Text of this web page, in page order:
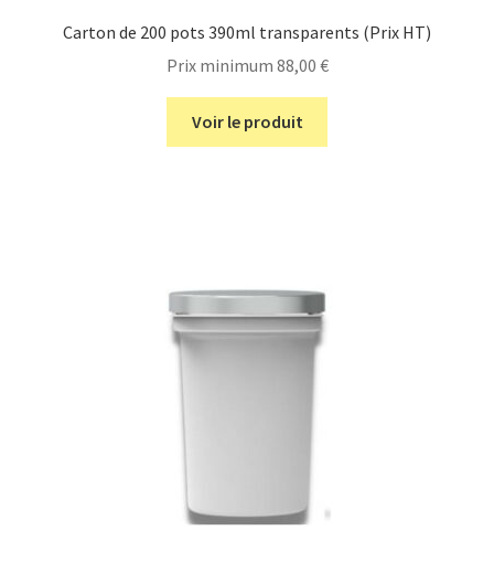
Carton de 200 pots 390ml transparents (Prix HT)
Prix minimum 88,00 €
Voir le produit